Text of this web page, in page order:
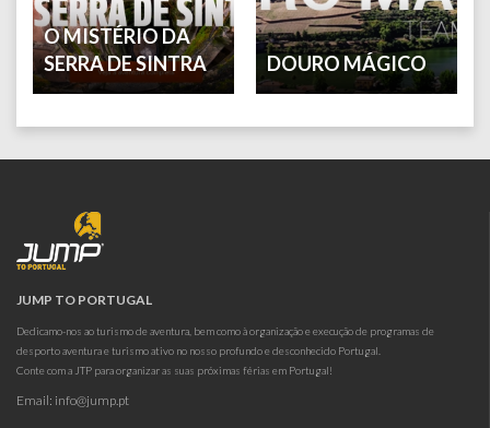
O MISTÉRIO DA
SERRA DE SINTRA
DOURO MÁGICO
JUMP TO PORTUGAL
Dedicamo-nos ao turismo de aventura, bem como à organização e execução de programas de
desporto aventura e turismo ativo no nosso profundo e desconhecido Portugal.
Conte com a JTP para organizar as suas próximas férias em Portugal!
Email: info@jump.pt